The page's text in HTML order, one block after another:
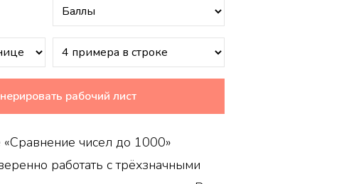
рабочий лист
«Сравнение чисел до 1000»
работать с трёхзначными